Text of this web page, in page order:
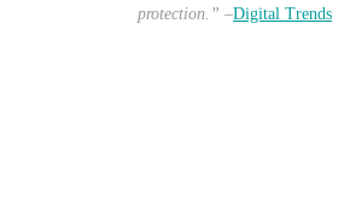
protection.” –Digital Trends